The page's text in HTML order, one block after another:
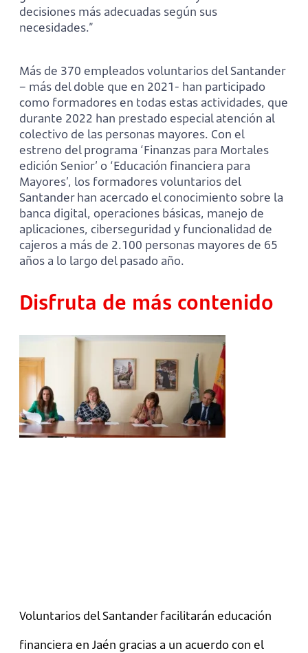
decisiones más adecuadas según sus
necesidades.”
Más de 370 empleados voluntarios del Santander
– más del doble que en 2021- han participado
como formadores en todas estas actividades, que
durante 2022 han prestado especial atención al
colectivo de las personas mayores. Con el
estreno del programa ‘Finanzas para Mortales
edición Senior’ o ‘Educación financiera para
Mayores’, los formadores voluntarios del
Santander han acercado el conocimiento sobre la
banca digital, operaciones básicas, manejo de
aplicaciones, ciberseguridad y funcionalidad de
cajeros a más de 2.100 personas mayores de 65
años a lo largo del pasado año.
Disfruta de más contenido
Voluntarios del Santander facilitarán educación
financiera en Jaén gracias a un acuerdo con el